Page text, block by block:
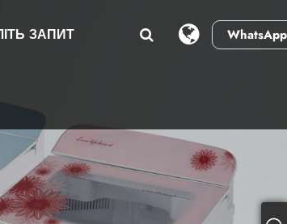
WhatsApp
ЗАПИТ